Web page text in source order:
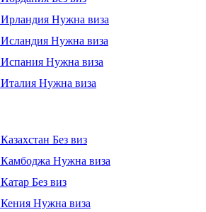
Ирландия Нужна виза
Исландия Нужна виза
Испания Нужна виза
Италия Нужна виза
Казахстан Без виз
Камбоджа Нужна виза
Катар Без виз
Кения Нужна виза